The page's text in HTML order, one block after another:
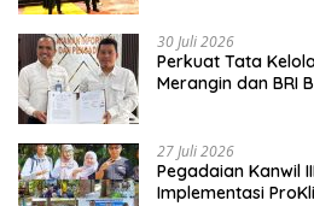
30 Juli 2026
Perkuat Tata
Merangin dan BRI
27 Juli 2026
Pegadaian Kanwil
Implementasi